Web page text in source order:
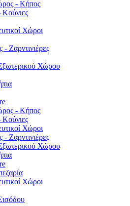
- Κήπος
Χώροι
- Ζαρντινιέρες
Χώρου
- Κήπος
Χώροι
- Ζαρντινιέρες
Χώρου
Χώροι